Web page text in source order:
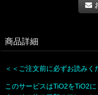
商品詳細
＜＜ご注文前に必ずお読みく
このサービスはTiO2をTiO2